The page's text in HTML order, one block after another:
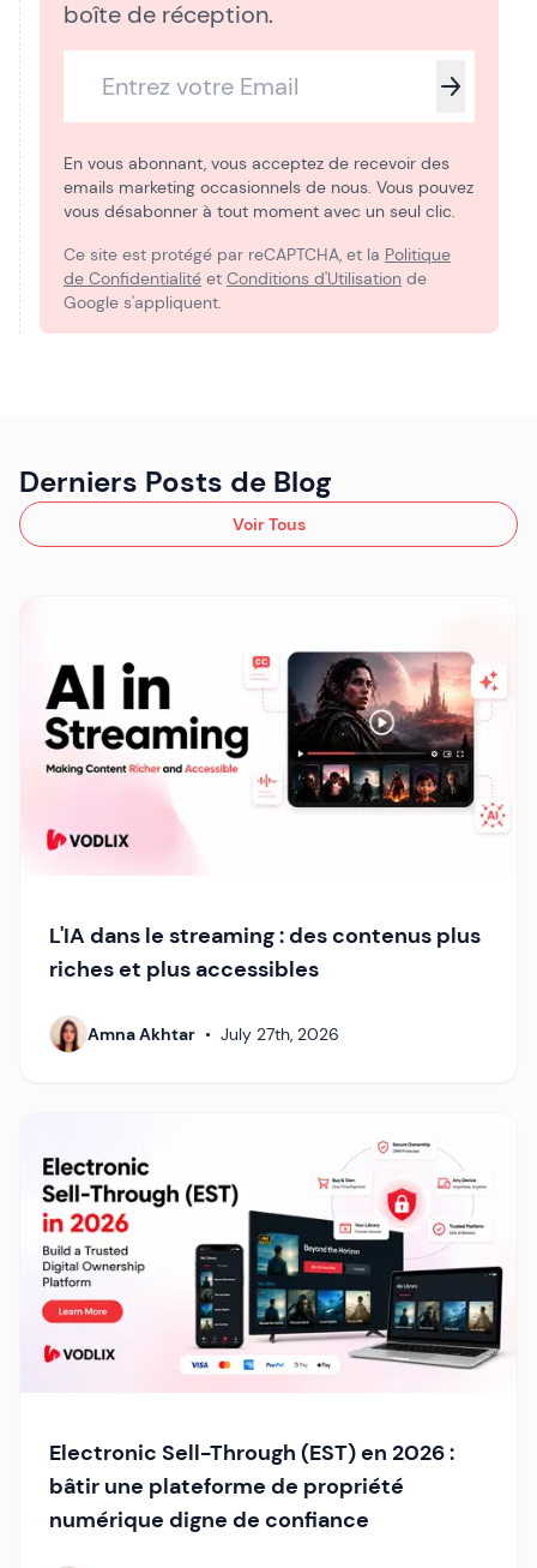
boîte de réception.
En vous abonnant, vous acceptez de recevoir des
emails marketing occasionnels de nous. Vous pouvez
vous désabonner à tout moment avec un seul clic.
Ce site est protégé par reCAPTCHA, et la Politique
de Confidentialité et Conditions d'Utilisation de
Google s'appliquent.
Derniers Posts de Blog
Voir Tous
L'IA dans le streaming : des contenus plus
riches et plus accessibles
Amna Akhtar • July 27th, 2026
Electronic Sell-Through (EST) en 2026 :
bâtir une plateforme de propriété
numérique digne de confiance